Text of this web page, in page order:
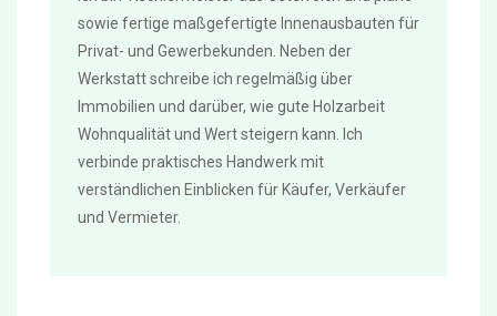
sowie fertige maßgefertigte Innenausbauten für
Privat- und Gewerbekunden. Neben der
Werkstatt schreibe ich regelmäßig über
Immobilien und darüber, wie gute Holzarbeit
Wohnqualität und Wert steigern kann. Ich
verbinde praktisches Handwerk mit
verständlichen Einblicken für Käufer, Verkäufer
und Vermieter.